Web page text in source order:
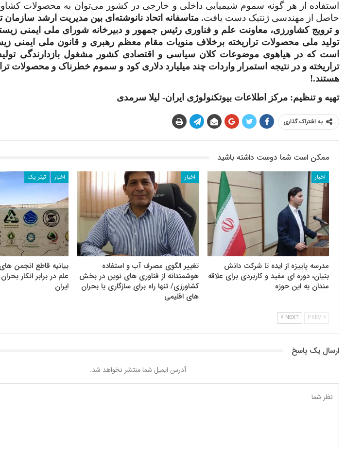
استفاده از هر گونه سموم شیمیایی داخلی و خارجی در کشور می‌توان به محصولات
حاصل از مهندسی ژنتیک دست یافت. متاسفانه اتحاد نانوشته‌ای بین مدیریت ارشد
و ترویج کشاورزی، معاونت علم و فناوری رئیس جمهور و دبیرخانه شورای ملی ایمنی
تولید ملی محصولات تراریخته برخلاف منویات مقام معظم رهبری و قانون ملی ایمنی
است که در هیاهوی موضوعات کلان سیاسی و اقتصادی کشور مشغول بازدارندگی
تراریخته و در نتیجه استمرار واردات چند میلیارد دلاری کود و سموم خطرناک و محصولات
هستند.!
تهیه و تنظیم: مرکز اطلاعات بیوتکنولوژی ایران- لیلا سرمدی
به اشتراک گذاری
ممکن است شما دوست داشته باشید
اخبار
مدرسه پاییزه از ایده تا شرکت دانش
بنیان، دوره ای مفید و کاربردی برای علاقه
مندان به این حوزه
اخبار
تغییر الگوی مصرف آب و استفاده
هوشمندانه از فناوری های نوین در بخش
کشاورزی/ تنها راه برای سازگاری با بحران
های اقلیمی
اخبار تیتر یک
بیانیه قاطع انجمن
علم در برابر انکار
ایران
NEXT
ارسال یک پاسخ
آدرس ایمیل شما منتشر نخواهد شد.